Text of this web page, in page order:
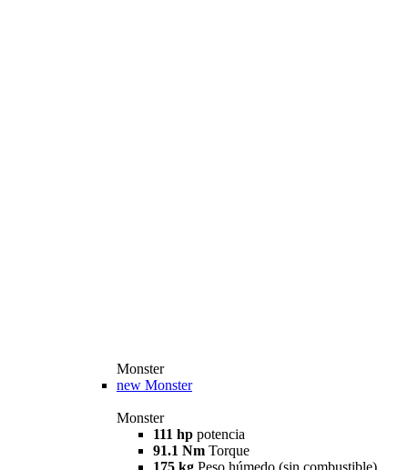
Monster
new Monster
Monster
111 hp potencia
91.1 Nm Torque